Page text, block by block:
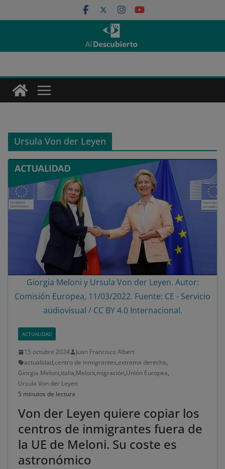
al
Ursula Von der Leyen
Giorgia Meloni y Ursula Von der Leyen. Autor:
Comisión Europea, 11/03/2022. Fuente: CE - Servicio
audiovisual / CC BY 4.0 Internacional.
ACTUALIDAD
15 octubre 2024
Juan Francisco Albert
actualidad,centro de inmigrantes,extrema derecha,
Giorgia Meloni,italia,Meloni,migración,Unión Europea,
Ursula Von der Leyen
5 minutos de lectura
Von der Leyen quiere copiar los
centros de inmigrantes fuera de
la UE de Meloni. Su coste es
astronómico